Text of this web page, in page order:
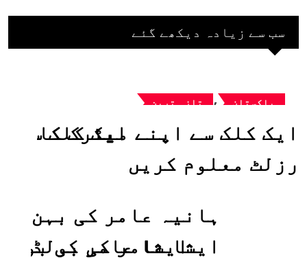
سب سے زیادہ دیکھے گئے
پاکستان , تازہ ترین
ایک کلک سے اپنے میٹرک کا
رزلٹ معلوم کریں
ہانیہ عامر کی بہن
ایشا عامر کی بولڈ